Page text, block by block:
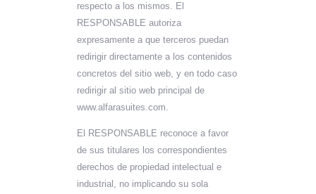
respecto a los mismos. El
RESPONSABLE autoriza
expresamente a que terceros puedan
redirigir directamente a los contenidos
concretos del sitio web, y en todo caso
redirigir al sitio web principal de
www.alfarasuites.com.
El RESPONSABLE reconoce a favor
de sus titulares los correspondientes
derechos de propiedad intelectual e
industrial, no implicando su sola